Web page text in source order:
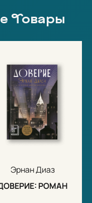
Товары
Эрнан Диаз
РОМАН